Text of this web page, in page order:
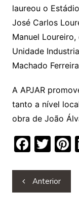
laureou o
José Carlos
Manuel
Unidade
Machado
A APJAR
tanto a nível
obra de João
F
c
e
T
itt
er
er
e
Navegação
de
Anterior